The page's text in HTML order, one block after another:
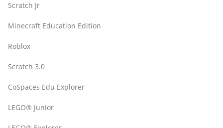
Scratch Jr
Minecraft Education Edition
Roblox
Scratch 3.0
CoSpaces Edu Explorer
LEGO® Junior